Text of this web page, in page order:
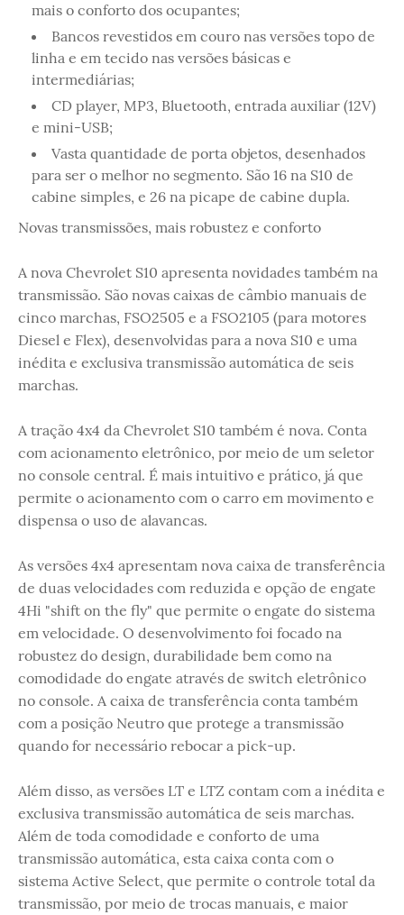
mais o conforto dos ocupantes;
Bancos revestidos em couro nas versões topo de
linha e em tecido nas versões básicas e
intermediárias;
CD player, MP3, Bluetooth, entrada auxiliar (12V)
e mini-USB;
Vasta quantidade de porta objetos, desenhados
para ser o melhor no segmento. São 16 na S10 de
cabine simples, e 26 na picape de cabine dupla.
Novas transmissões, mais robustez e conforto
A nova Chevrolet S10 apresenta novidades também na
transmissão. São novas caixas de câmbio manuais de
cinco marchas, FSO2505 e a FSO2105 (para motores
Diesel e Flex), desenvolvidas para a nova S10 e uma
inédita e exclusiva transmissão automática de seis
marchas.
A tração 4x4 da Chevrolet S10 também é nova. Conta
com acionamento eletrônico, por meio de um seletor
no console central. É mais intuitivo e prático, já que
permite o acionamento com o carro em movimento e
dispensa o uso de alavancas.
As versões 4x4 apresentam nova caixa de transferência
de duas velocidades com reduzida e opção de engate
4Hi "shift on the fly" que permite o engate do sistema
em velocidade. O desenvolvimento foi focado na
robustez do design, durabilidade bem como na
comodidade do engate através de switch eletrônico
no console. A caixa de transferência conta também
com a posição Neutro que protege a transmissão
quando for necessário rebocar a pick-up.
Além disso, as versões LT e LTZ contam com a inédita e
exclusiva transmissão automática de seis marchas.
Além de toda comodidade e conforto de uma
transmissão automática, esta caixa conta com o
sistema Active Select, que permite o controle total da
transmissão, por meio de trocas manuais, e maior